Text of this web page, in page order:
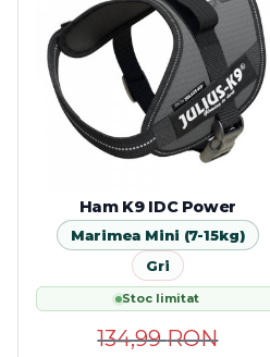
Ham K9 IDC Power
Marimea Mini (7-15kg)
Gri
Stoc limitat
134,99RON